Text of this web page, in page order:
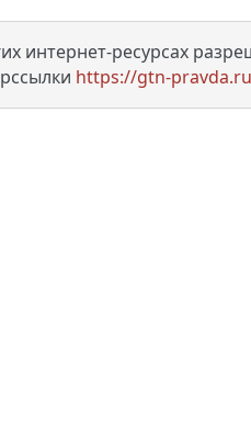
интернет-ресурсах
https://gtn-pravda.ru